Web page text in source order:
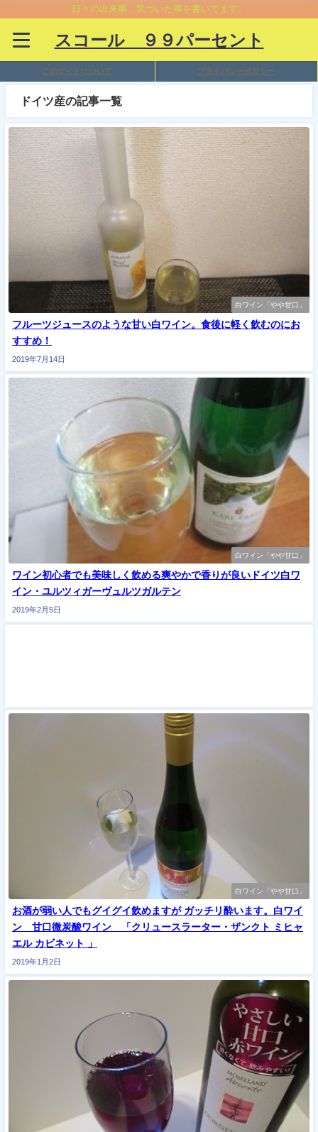
日々の出来事、気づいた事を書いてます。
スコール ９９パーセント
このサイトについて プライバシーポリシー
ドイツ産の記事一覧
白ワイン「やや甘口」
フルーツジュースのような甘い白ワイン。食後に軽く飲むのにお
すすめ！
2019年7月14日
白ワイン「やや甘口」
ワイン初心者でも美味しく飲める爽やかで香りが良いドイツ白ワ
イン・ユルツィガーヴュルツガルテン
2019年2月5日
白ワイン「やや甘口」
お酒が弱い人でもグイグイ飲めますが ガッチリ酔います。白ワイ
ン 甘口微炭酸ワイン 「クリュースラーター・ザンクト ミヒャ
エル カビネット 」
2019年1月2日